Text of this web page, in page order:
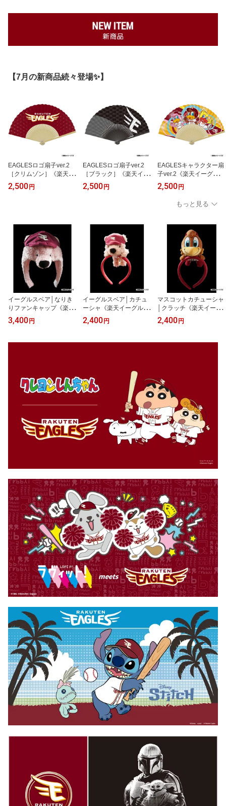
【7月の新商品続々登場✨】
EAGLESロゴ扇子ver.2
［クリムゾン］《楽天イ
ーグルス》
2,500円
EAGLESロゴ扇子ver.2
［ブラック］《楽天イー
グルス》
2,500円
EAGLESキャラクター扇
子ver.2《楽天イーグル
ス》
2,500円
もっと見る
イーグルスベア│なりき
りファンキャップ《楽天
イーグルス》
3,400円
イーグルスベア│カチュ
ーシャ《楽天イーグル
ス》
2,400円
マスコットカチューシャ
│クラッチ《楽天イーグ
ルス》
2,400円